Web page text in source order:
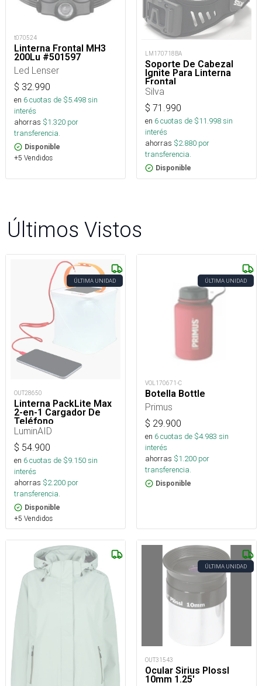
t070524
Linterna Frontal MH3
200Lu #501597
Led Lenser
$ 32.990
en 6cuotas de $5.498sin
interés
ahorras $1.320 por
transferencia.
Disponible
+5 Vendidos
LM170718BA
Soporte De Cabezal
Ignite Para Linterna
Frontal
Silva
$ 71.990
en 6cuotas de $11.998sin
interés
ahorras $2.880 por
transferencia.
Disponible
Últimos Vistos
ÚLTIMA UNIDAD
OUT28650
Linterna PackLite Max
2-en-1 Cargador De
Teléfono
LuminAID
$ 54.900
en 6cuotas de $9.150sin
interés
ahorras $2.200 por
transferencia.
Disponible
+5 Vendidos
ÚLTIMA UNIDAD
VOL170671-C
Botella Bottle
Primus
$ 29.900
en 6cuotas de $4.983 sin
interés
ahorras $1.200 por
transferencia.
Disponible
ÚLTIMA UNIDAD
OUT31543
Ocular Sirius Plossl
10mm 1.25'